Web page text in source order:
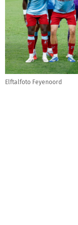
Elftalfoto Feyenoord